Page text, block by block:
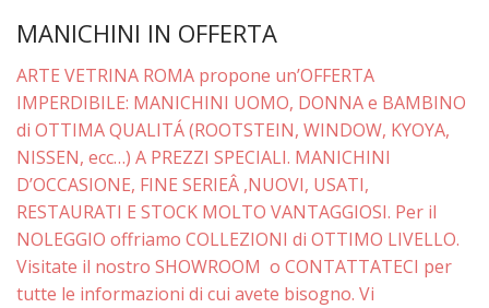
MANICHINI IN OFFERTA
ARTE VETRINA ROMA propone un’OFFERTA
IMPERDIBILE: MANICHINI UOMO, DONNA e BAMBINO
di OTTIMA QUALITÁ (ROOTSTEIN, WINDOW, KYOYA,
NISSEN, ecc…) A PREZZI SPECIALI. MANICHINI
D’OCCASIONE, FINE SERIEÂ ,NUOVI, USATI,
RESTAURATI E STOCK MOLTO VANTAGGIOSI. Per il
NOLEGGIO offriamo COLLEZIONI di OTTIMO LIVELLO.
Visitate il nostro SHOWROOM o CONTATTATECI per
tutte le informazioni di cui avete bisogno. Vi